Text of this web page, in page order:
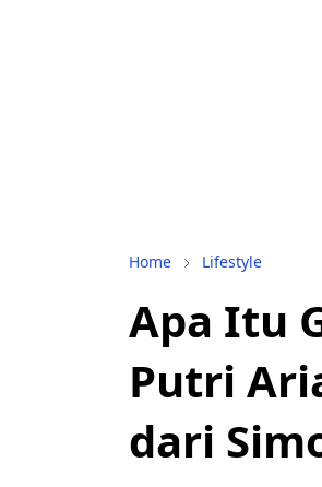
Home Lifestyle
Apa Itu
Putri
dari